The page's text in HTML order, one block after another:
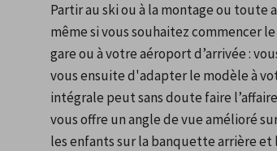
Partir au ski ou à la montage ou toute
même si vous souhaitez commencer
gare ou à votre aéroport d’arrivée :
vous ensuite d'adapter le modèle à
intégrale peut sans doute faire
vous offre un angle de vue amélioré
les enfants sur la banquette arrière et